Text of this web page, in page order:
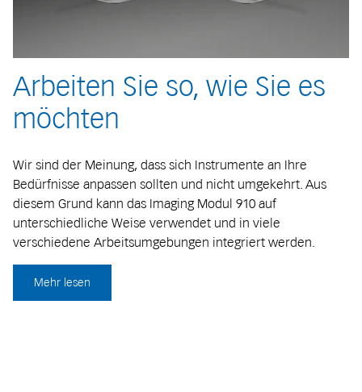
Arbeiten Sie so, wie Sie es
möchten
Wir sind der Meinung, dass sich Instrumente an Ihre
Bedürfnisse anpassen sollten und nicht umgekehrt. Aus
diesem Grund kann das Imaging Modul 910 auf
unterschiedliche Weise verwendet und in viele
verschiedene Arbeitsumgebungen integriert werden.
Mehr lesen